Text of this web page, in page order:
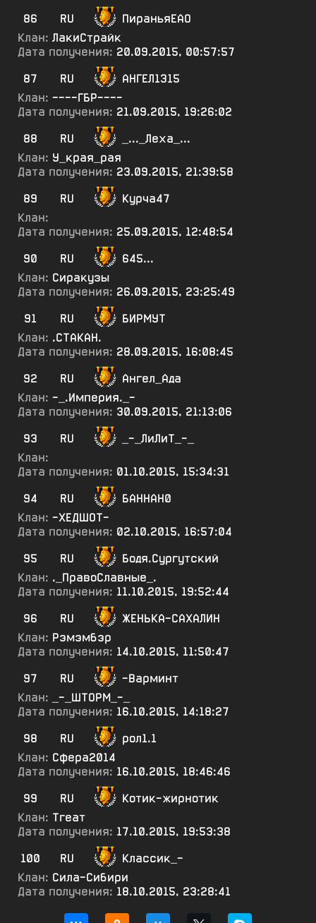
86
RU
ПираньяЕАО
Клан: ЛакиСтрайк
Дата получения: 20.09.2015, 00:57:57
87
RU
АНГЕЛ1315
Клан: ----ГБР----
Дата получения: 21.09.2015, 19:26:02
88
RU
_..._Леха_...
Клан: У_края_рая
Дата получения: 23.09.2015, 21:39:58
89
RU
Курча47
Клан:
Дата получения: 25.09.2015, 12:48:54
90
RU
645...
Клан: Сиракузы
Дата получения: 26.09.2015, 23:25:49
91
RU
БИРМУТ
Клан: .СТАКАН.
Дата получения: 28.09.2015, 16:08:45
92
RU
Ангел_Ада
Клан: -_.Империя._-
Дата получения: 30.09.2015, 21:13:06
93
RU
_-_ЛиЛиТ_-_
Клан:
Дата получения: 01.10.2015, 15:34:31
94
RU
БАННАН0
Клан: -ХЕДШОТ-
Дата получения: 02.10.2015, 16:57:04
95
RU
Бодя.Сургутский
Клан: ._ПравоСлавные_.
Дата получения: 11.10.2015, 19:52:44
96
RU
ЖЕНЬКА-САХАЛИН
Клан: Рэмэмбэр
Дата получения: 14.10.2015, 11:50:47
97
RU
-Варминт
Клан:
_-_ШТОРМ_-_
Дата получения: 16.10.2015, 14:18:27
98
RU
рол1.1
Клан: Сфера2014
Дата получения: 16.10.2015, 18:46:46
99
RU
Котик-жирнотик
Клан: Тгеат
Дата получения: 17.10.2015, 19:53:38
100
RU
Классик_-
Клан: Сила-Сибири
Дата получения: 18.10.2015, 23:28:41